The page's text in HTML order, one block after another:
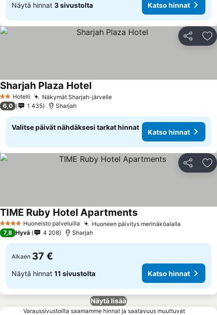
Näytä hinnat 3 sivustolta Katso hinnat
Jaa
2 Tähtiluokitus
Hotelli Näkymät Sharjah-järvelle
Sharjah Plaza Hotel
6,0 1 435 Sharjah
Valitse päivät nähdäksesi tarkat hinnat
Katso hinnat
Jaa
4 TähtiluokitusHuoneisto palveluilla Huoneen päivitys merinäköalalla
TIME Ruby Hotel Apartments
7,8 Hyvä 4 208 Sharjah
Alkaen 37 €
Näytä hinnat 11 sivustolta Katso hinnat
Näytä lisää
Varaussivustoilta saamamme hinnat ja saatavuus muuttuvat